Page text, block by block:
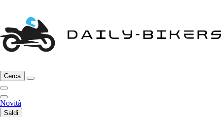
Cerca
Novità
Saldi